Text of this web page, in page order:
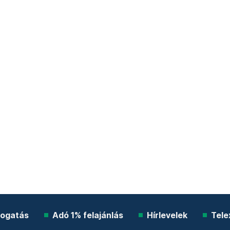
Adó 1% felajánlás Hírlevelek